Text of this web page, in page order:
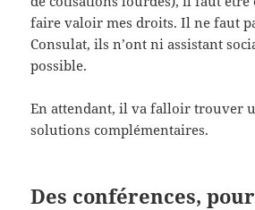
faire valoir mes droits. Il ne faut
Consulat, ils n’ont ni assistant
possible.
En attendant, il va falloir trouver
solutions complémentaires.
Des conférences,